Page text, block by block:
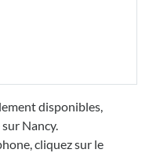
disponibles,
Nancy.
cliquez sur le